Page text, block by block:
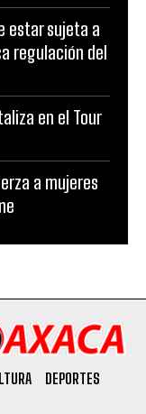
estar sujeta a
regulación del
en el Tour
a mujeres
DEPORTES